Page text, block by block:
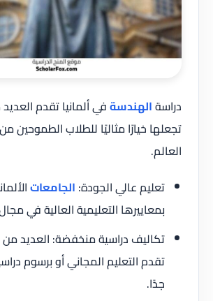
دراسةالهندسةفي ألمانيا تقدم العديد
تجعلها خيارًا مثاليًا للطلاب الطموحين
العالم.
تعليم عالي الجودة: الجامعات
بمعاييرها التعليمية العالية في
تكاليف دراسية منخفضة: العديد
تقدم التعليم المجاني أو برسوم
جدًا.